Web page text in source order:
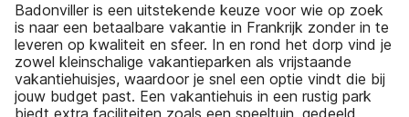
Badonviller is een uitstekende keuze voor wie op zoek
is naar een betaalbare vakantie in Frankrijk zonder in te
leveren op kwaliteit en sfeer. In en rond het dorp vind je
zowel kleinschalige vakantieparken als vrijstaande
vakantiehuisjes, waardoor je snel een optie vindt die bij
jouw budget past. Een vakantiehuis in een rustig park